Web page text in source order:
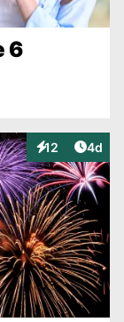
6
12
Interaktionen
4d